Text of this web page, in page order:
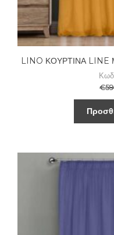
LINO ΚΟΥΡΤΙΝΑ LINE
€